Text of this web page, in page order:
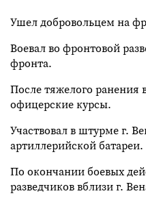
Ушел добровольцем на
Воевал во фронтовой
фронта.
После тяжелого ранения
офицерские курсы.
Участвовал в штурме г.
артиллерийской батареи.
По окончании боевых
разведчиков вблизи г.